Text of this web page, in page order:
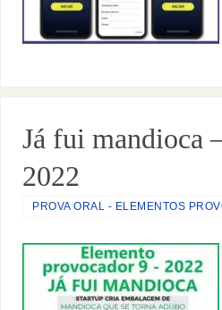
Já fui mandioca
2022
PROVA ORAL - ELEMENTOS